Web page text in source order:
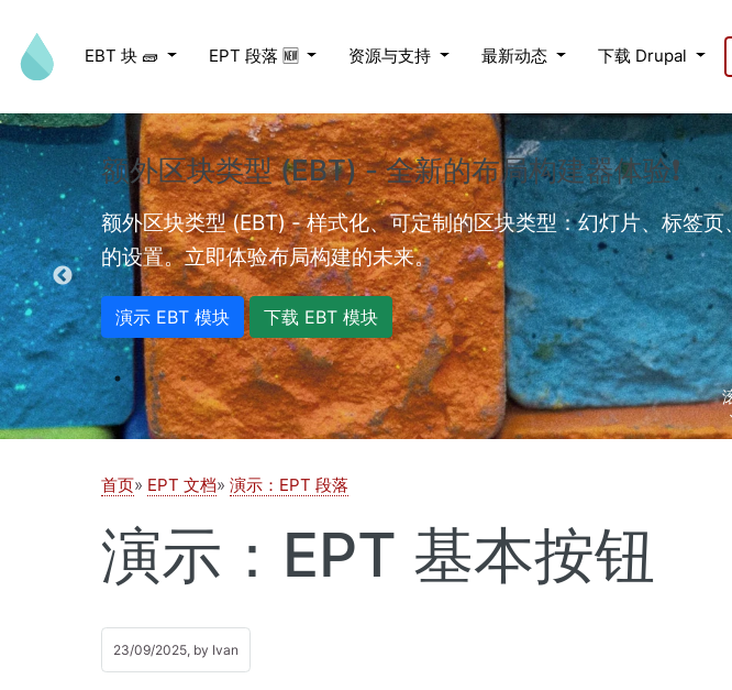
EBT 块 🧱 EPT 段落 🆕 资源与支持 最新动态 下载 Drupal
videos.
额外区块类型 (EBT) - 全新的布局构建器体验❗
额外区块类型 (EBT) - 样式化、可定制的区块类型：幻灯片、标签
的设置。立即体验布局构建的未来。
演示 EBT 模块 下载 EBT 模块
首页 EPT 文档 演示：EPT 段落
演示：EPT 基本按钮
23/09/2025, by Ivan